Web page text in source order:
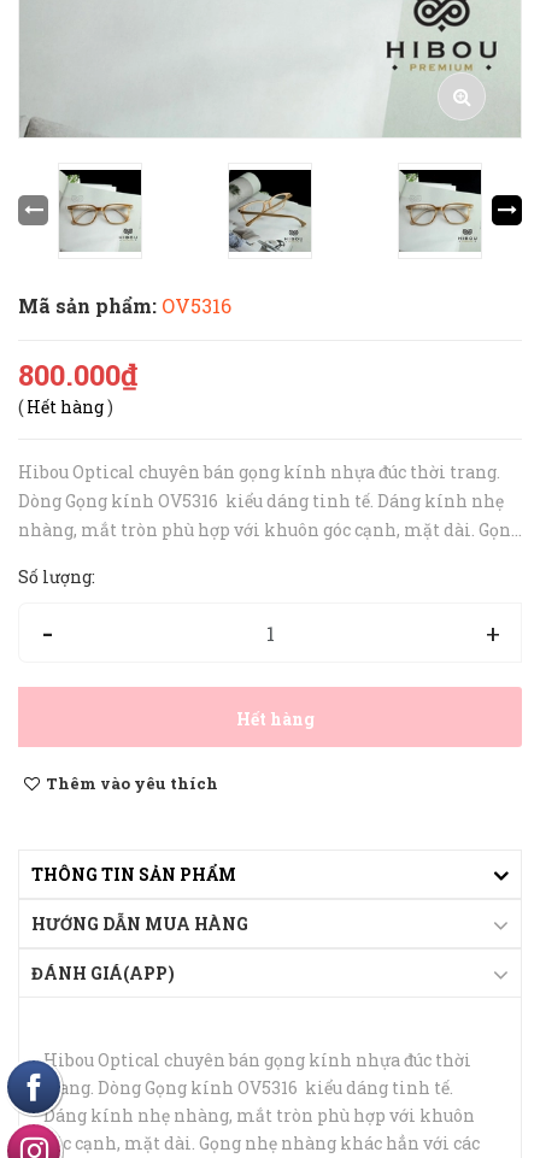
Mã sản phẩm: OV5316
800.000₫
( Hết hàng)
Hibou Optical chuyên bán gọng kính nhựa đúc thời trang.
Dòng Gọng kính OV5316 kiểu dáng tinh tế. Dáng kính nhẹ
nhàng, mắt tròn phù hợp với khuôn góc cạnh, mặt dài. Gọng
Lõi kim loại được ...
Số lượng:
- +
Hết hàng
Thêm vào yêu thích
THÔNG TIN SẢN PHẨM
HƯỚNG DẪN MUA HÀNG
ĐÁNH GIÁ(APP)
Hibou Optical chuyên bán gọng kính nhựa đúc thời
trang. Dòng Gọng kính OV5316 kiểu dáng tinh tế.
Dáng kính nhẹ nhàng, mắt tròn phù hợp với khuôn
góc cạnh, mặt dài. Gọng nhẹ nhàng khác hẳn với các